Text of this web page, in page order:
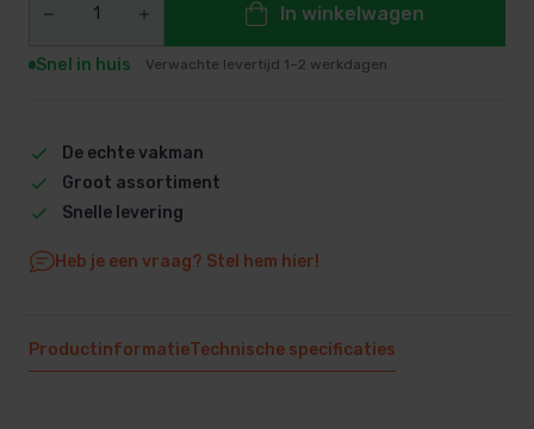
sfeer te geven.
In winkelwagen
Snel in huis Verwachte levertijd 1–2 werkdagen
De echte vakman
Groot assortiment
Snelle levering
Heb je een vraag? Stel hem hier!
ProductinformatieTechnische specificaties